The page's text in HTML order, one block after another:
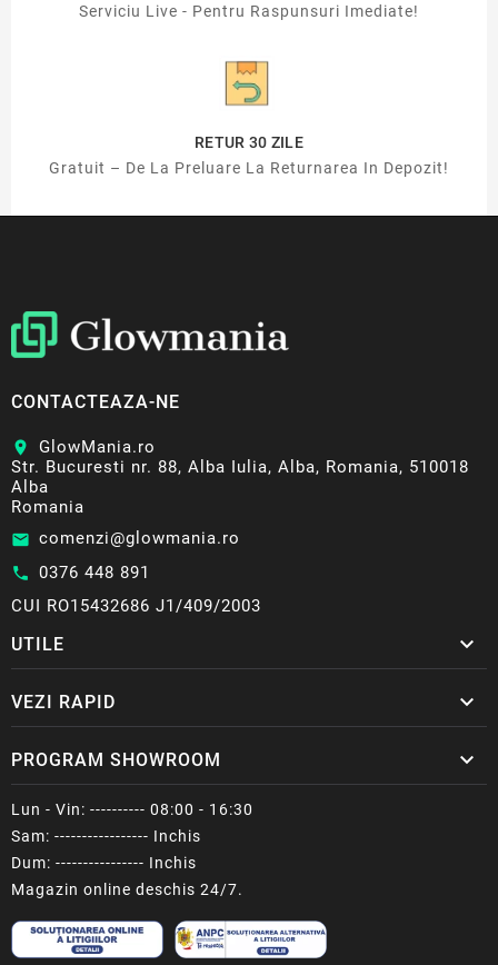
Serviciu Live - Pentru Raspunsuri Imediate!
RETUR 30 ZILE
Gratuit – De La Preluare La Returnarea In Depozit!
CONTACTEAZA-NE
location_on
GlowMania.ro
Str. Bucuresti nr. 88, Alba Iulia, Alba, Romania, 510018
Alba
Romania
email comenzi@glowmania.ro
call 0376 448 891
CUI RO15432686 J1/409/2003
UTILE 
VEZI RAPID 
PROGRAM SHOWROOM 
Lun - Vin: ---------- 08:00 - 16:30
Sam: ----------------- Inchis
Dum: ---------------- Inchis
Magazin online deschis 24/7.